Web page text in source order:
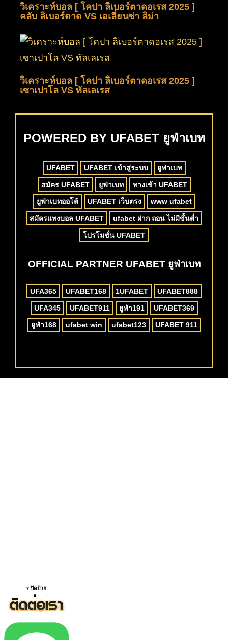
วิเคราะห์บอล [ โคปา ลิเบอร์ตาดอเรส 2025 ]
คลับ ลิเบอร์ตาด VS เอเลี่ยนซ่า ลิม่า
วิเคราะห์บอล [ โคปา ลิเบอร์ตาดอเรส 2025 ]
เซาเปาโล VS ทัลเลเรส
POWERED BY UFABET ยูฟ่าเบท
UFABET UFABET เข้าสู่ระบบ ยูฟาเบท
สมัคร UFABET ยูฟ่าเบท ทางเข้า UFABET
ยูฟ่าเบทออโต้ UFABET เว็บตรง www ufabet
สมัครแทงบอล UFABET ufabet ฝาก ถอน ไม่มีขั้นต่ำ
โปรโมชั่น UFABET
OFFICIAL PARTNER UFABET ยูฟ่าเบท
UFA365 UFABET168 1UFABET UFABET888
UFA345 UFABET911 ยูฟ่า191 UFABET369
ยูฟ่า168 ufabet win ufabet123 UFABET 911
x ปิดป้าย